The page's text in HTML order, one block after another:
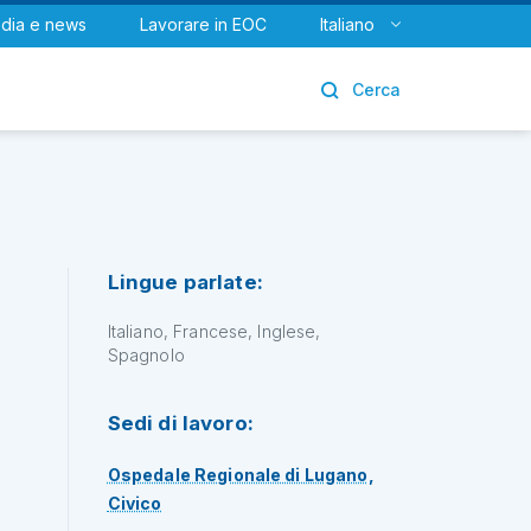
e news Lavorare in EOC Italiano
Cerca
Urologia
Lingue parlate:
Italiano, Francese, Inglese,
Spagnolo
Sedi di lavoro:
Ospedale Regionale di Lugano,
Civico